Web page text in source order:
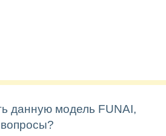
данную модель FUNAI,